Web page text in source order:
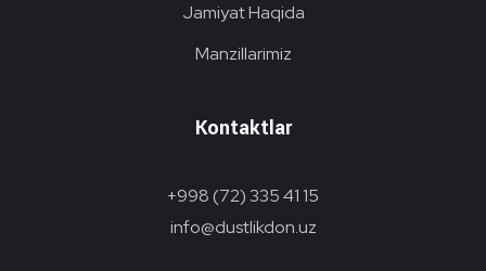
Jamiyat Haqida
Manzillarimiz
Kontaktlar
+998 (72) 335 41 15
info@dustlikdon.uz